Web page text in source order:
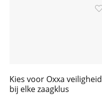
Kies voor Oxxa veiligheid
bij elke zaagklus